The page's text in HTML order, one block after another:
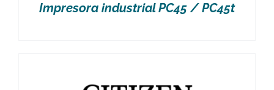
Impresora industrial PC45 / PC45t